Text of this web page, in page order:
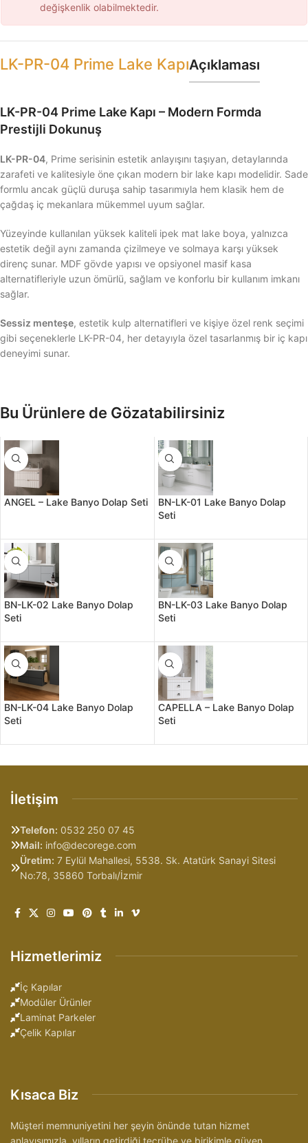
değişkenlik olabilmektedir.
LK-PR-04 Prime Lake KapıAçıklaması
LK-PR-04 Prime Lake Kapı – Modern Formda
Prestijli Dokunuş
LK-PR-04, Prime serisinin estetik anlayışını taşıyan, detaylarında
zarafeti ve kalitesiyle öne çıkan modern bir lake kapı modelidir. Sade
formlu ancak güçlü duruşa sahip tasarımıyla hem klasik hem de
çağdaş iç mekanlara mükemmel uyum sağlar.
Yüzeyinde kullanılan yüksek kaliteli ipek mat lake boya, yalnızca
estetik değil aynı zamanda çizilmeye ve solmaya karşı yüksek
direnç sunar. MDF gövde yapısı ve opsiyonel masif kasa
alternatifleriyle uzun ömürlü, sağlam ve konforlu bir kullanım imkanı
sağlar.
Sessiz menteşe, estetik kulp alternatifleri ve kişiye özel renk seçimi
gibi seçeneklerle LK-PR-04, her detayıyla özel tasarlanmış bir iç kapı
deneyimi sunar.
Bu Ürünlere de Gözatabilirsiniz
ANGEL – Lake Banyo Dolap Seti
BN-LK-01 Lake Banyo Dolap
Seti
BN-LK-02 Lake Banyo Dolap
Seti
BN-LK-03 Lake Banyo Dolap
Seti
BN-LK-04 Lake Banyo Dolap
Seti
CAPELLA – Lake Banyo Dolap
Seti
İletişim
Telefon: 0532 250 07 45
Mail: info@decorege.com
Üretim: 7 Eylül Mahallesi, 5538. Sk. Atatürk Sanayi Sitesi
No:78, 35860 Torbalı/İzmir
Hizmetlerimiz
İç Kapılar
Modüler Ürünler
Laminat Parkeler
Çelik Kapılar
Kısaca Biz
Müşteri memnuniyetini her şeyin önünde tutan hizmet
anlayışımızla, yılların getirdiği tecrübe ve birikimle güven